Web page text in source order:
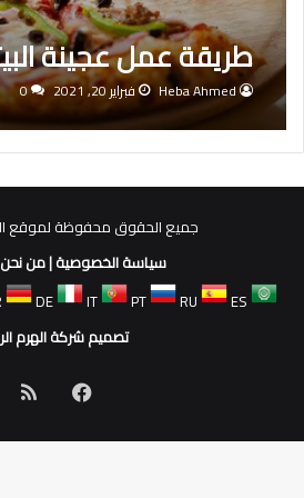
طريقة عمل عجينة
Heba Ahmed فبراير 20, 2021 0
جميع الحقوق محفوظة لموقع
سياسة الخصوصية|من نحن
DE IT PT RU
ES
تصميم شركة الهرم
فيسبوك